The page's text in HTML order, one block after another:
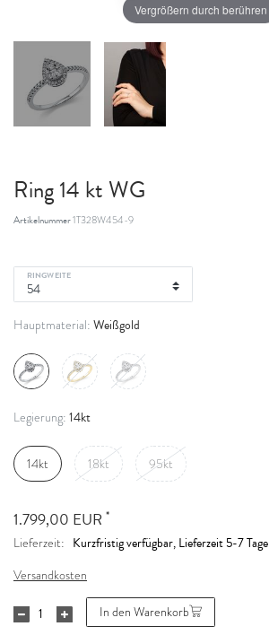
Vergrößern durch berühren
Ring 14 kt WG
Artikelnummer1T328W454-9
RINGWEITE
Hauptmaterial: Weißgold
Legierung: 14kt
14kt 18kt 95kt
1.799,00 EUR *
Lieferzeit: Kurzfristig verfügbar, Lieferzeit 5-7 Tage
Versandkosten
In den Warenkorb